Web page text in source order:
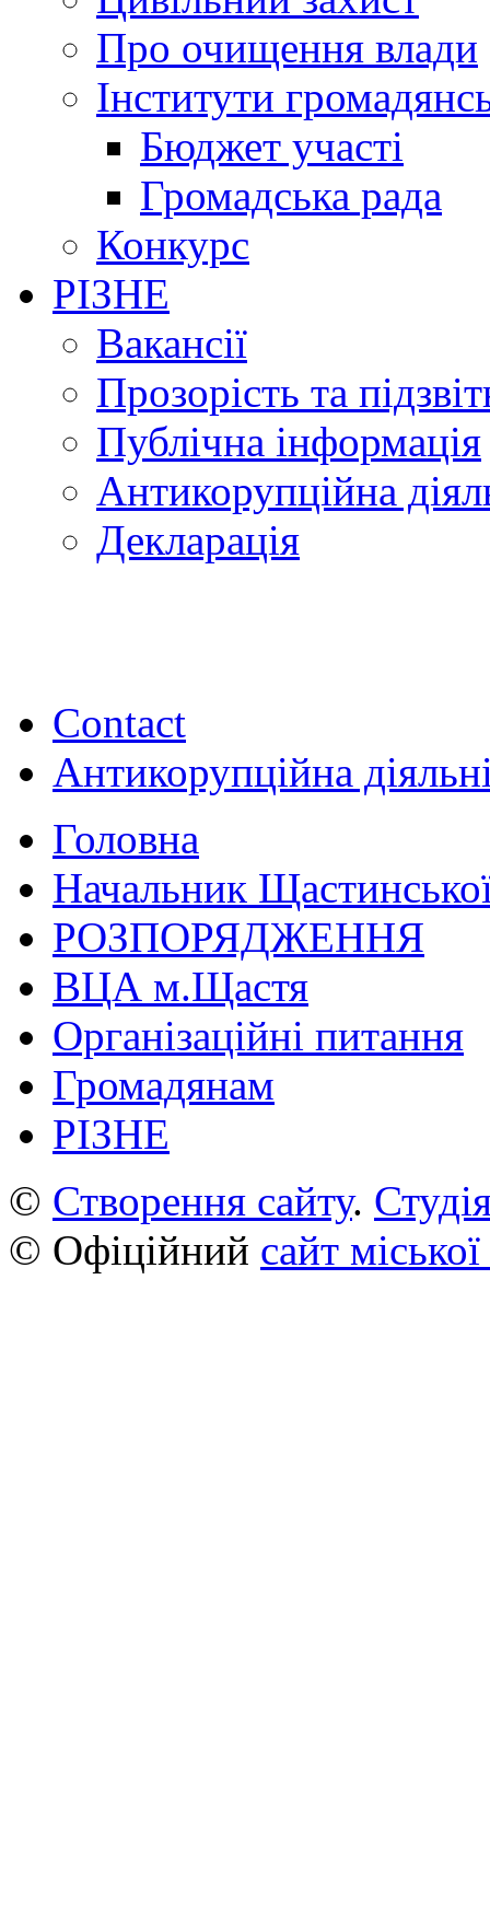
Про очищення влади
Інститути
Бюджет участі
Громадська рада
Конкурс
РІЗНЕ
Вакансії
Прозорість та
Публічна інформація
Антикорупційна
Декларація
Contact
Антикорупційна
Головна
Начальник
РОЗПОРЯДЖЕННЯ
ВЦА м.Щастя
Організаційні питання
Громадянам
РІЗНЕ
© Створення сайту.
© Офіційний сайт